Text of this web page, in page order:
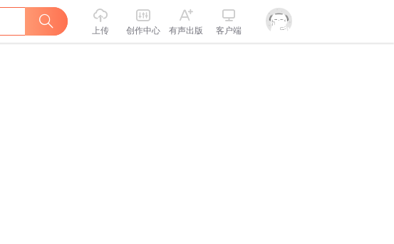
上传 创作中心 有声出版 客户端